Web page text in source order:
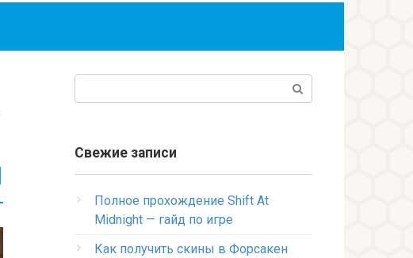
Свежие записи
Полное прохождение Shift At
Midnight — гайд по игре
Как получить скины в Форсакен